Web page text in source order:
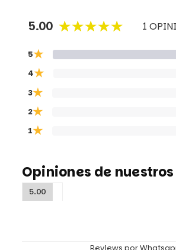
5.00 1
5★
4★
3★
2★
1★
Opiniones de
5.00